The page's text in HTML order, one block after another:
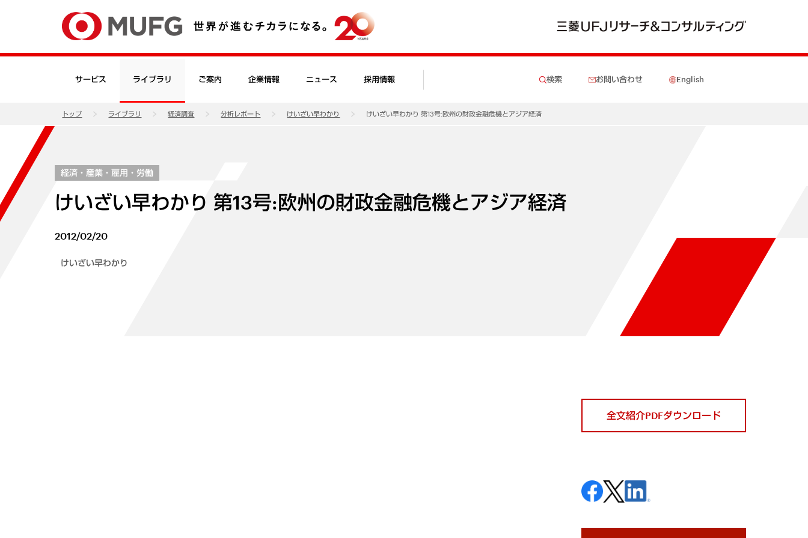
サービス ライブラリ ご案内 企業情報 ニュース 採用情報 検索 お問い合わせ English
トップ ライブラリ 経済調査 分析レポート けいざい早わかり けいざい早わかり 第13号:欧州の財政金融危機とアジア経済
経済・産業・雇用・労働
けいざい早わかり 第13号:欧州の財政金融危機とアジア経済
2012/02/20
けいざい早わかり
全文紹介PDFダウンロード